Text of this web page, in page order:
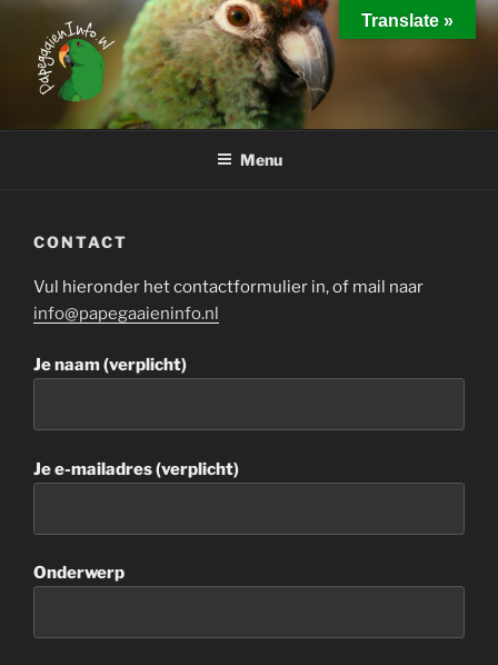
inhoud
PAPEGAAIEN INFO
Interessante weetjes over het houden van papegaaien
Menu
CONTACT
Vul hieronder het contactformulier in, of mail naar
info@papegaaieninfo.nl
Je naam (verplicht)
Je e-mailadres (verplicht)
Onderwerp
Translate »